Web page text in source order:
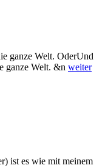
ganze Welt. OderUnd
ganze Welt. &n weiter
ist es wie mit meinem